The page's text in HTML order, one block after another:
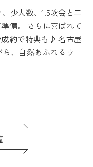
少人数、1.5次会と二
備。 さらに喜ばれて
約で特典も♪ 名古屋
、自然あふれるウェ